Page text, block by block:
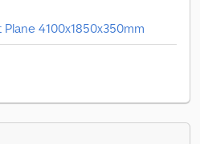
4100x1850x350mm